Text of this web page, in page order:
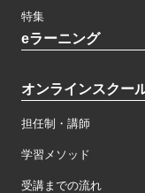
特集
eラーニング
オンラインスクー
担任制・講師
学習メソッド
受講までの流れ